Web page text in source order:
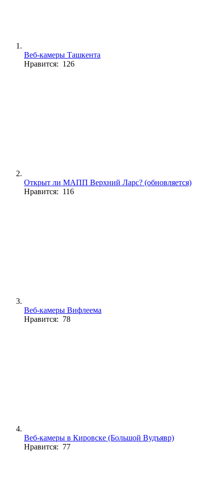
Веб-камеры Ташкента
Нравится: 126
Открыт ли МАПП Верхний Ларс? (обновляется)
Нравится: 116
Веб-камеры Вифлеема
Нравится: 78
Веб-камеры в Кировске (Большой Вудъявр)
Нравится: 77